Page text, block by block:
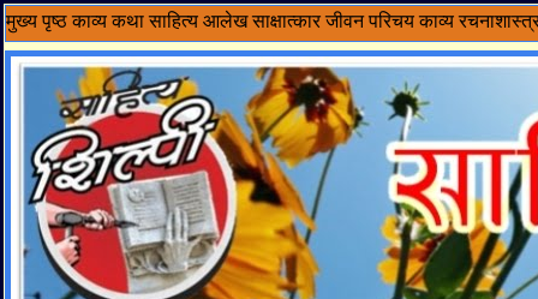
मुख्य पृष्ठ काव्य कथा साहित्य आलेख साक्षात्कार जीवन परिचय काव्य